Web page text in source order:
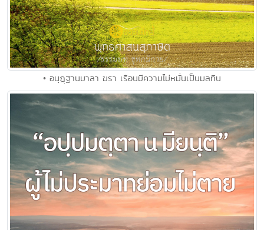
• อนุฎฺฐานมาลา ฆรา เรือนมีความไม่หมั่นเป็นมลทิน